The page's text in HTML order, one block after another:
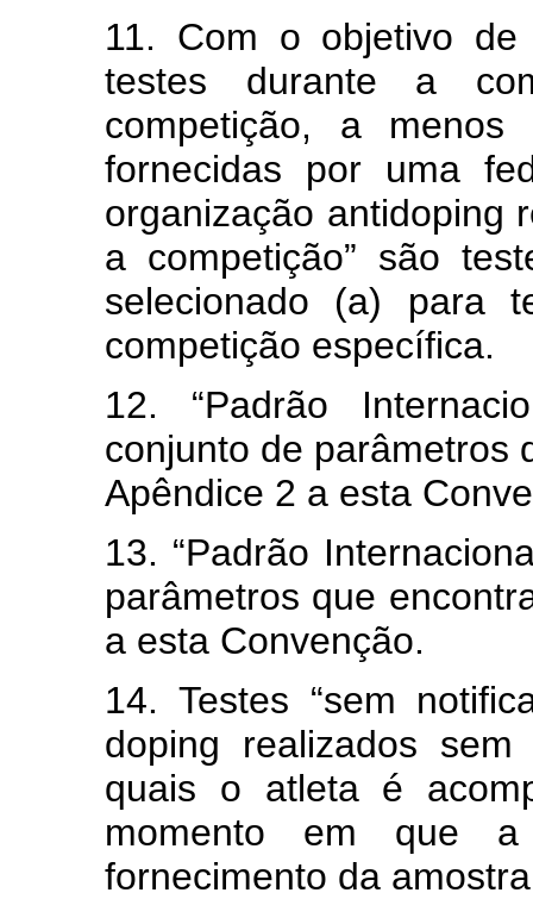
11. Com o objetivo de
testes durante a
competição, a menos
fornecidas por uma
organização antidoping
a competição” são
selecionado (a) para
competição específica.
12. “Padrão
conjunto de parâmetros
Apêndice 2 a esta
13. “Padrão
parâmetros que
a esta Convenção.
14. Testes “sem
doping realizados
quais o atleta é
momento em que
fornecimento da